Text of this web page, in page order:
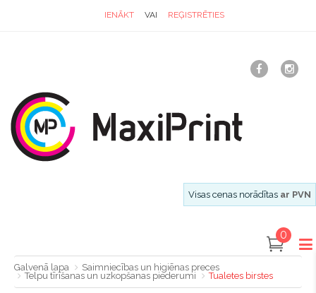
IENĀKT VAI REĢISTRĒTIES
Visas cenas norādītas ar PVN
0
Galvenā lapa
Saimniecības un higiēnas preces
Telpu tīrīšanas un uzkopšanas piederumi
Tualetes birstes